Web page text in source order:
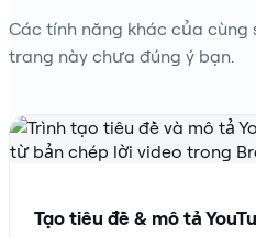
Các tính năng khác của cùng
trang này chưa đúng ý bạn.
Tạo tiêu đề & mô tả